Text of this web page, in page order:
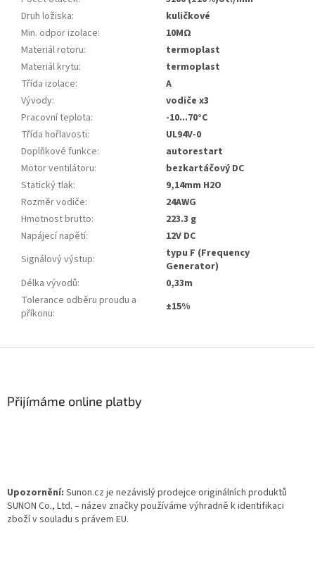
Druh ložiska:
kuličkové
Min. odpor izolace:
10MΩ
Materiál rotoru:
termoplast
Materiál krytu:
termoplast
Třída izolace:
A
Vývody:
vodiče x3
Pracovní teplota:
-10...70°C
Třída hořlavosti:
UL94V-0
Doplňkové funkce:
autorestart
Motor ventilátoru:
bezkartáčový DC
Statický tlak:
9,14mm H2O
Rozměr vodiče:
24AWG
Hmotnost brutto:
223.3 g
Napájecí napětí:
12V DC
Signálový výstup:
typu F (Frequency
Generator)
Délka vývodů:
0,33m
Tolerance odběru proudu a
příkonu: ±15%
Přijímáme online platby
Upozornění: Sunon.cz je nezávislý prodejce originálních produktů
SUNON Co., Ltd. – název značky používáme výhradně k identifikaci
zboží v souladu s právem EU.